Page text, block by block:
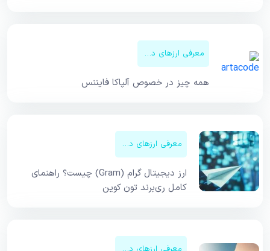
معرفی ارزهای دیجیتال
همه چیز در خصوص آلپاکا فایننس
معرفی ارزهای دیجیتال
ارز دیجیتال گرام (Gram) چیست؟ راهنمای
کامل ری‌برند تون کوین